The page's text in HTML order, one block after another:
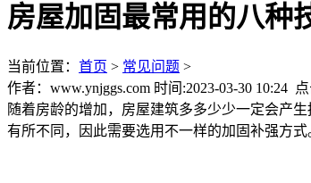
房屋加固最常用的八种
当前位置： 首页 > 常见问题 >
作者：www.ynjggs.com 时间:2023-03-30 10:24
随着房龄的增加，房屋建筑多多少少一定会产
有所不同，因此需要选用不一样的加固补强方